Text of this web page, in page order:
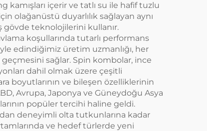
içerir ve tatlı su ile hafif tuzlu
olağanüstü duyarlılık sağlayan aynı
gövde teknolojilerini kullanır.
koşullarında tutarlı performans
edindiğimiz üretim uzmanlığı, her
sağlar. Spin kombolar, ince
dahil olmak üzere çeşitli
boyutlarının ve bileşen özelliklerinin
Avrupa, Japonya ve Güneydoğu Asya
popüler tercihi haline geldi.
deneyimli olta tutkunlarına kadar
ve hedef türlerde yeni